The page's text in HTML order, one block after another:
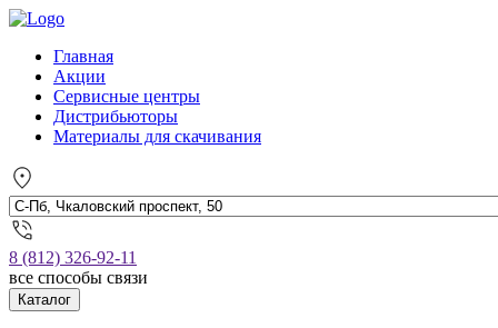
Главная
Акции
Сервисные центры
Дистрибьюторы
Материалы для скачивания
8 (812) 326-92-11
все способы связи
Каталог